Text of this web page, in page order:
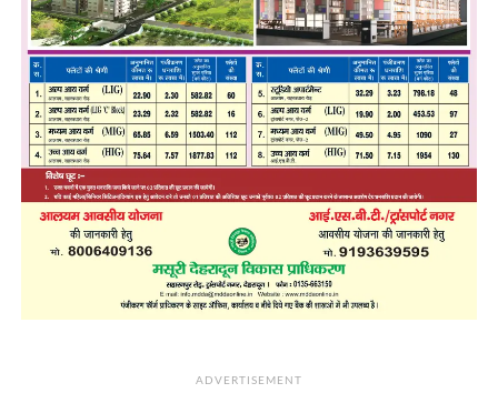
ADVERTISEMENT